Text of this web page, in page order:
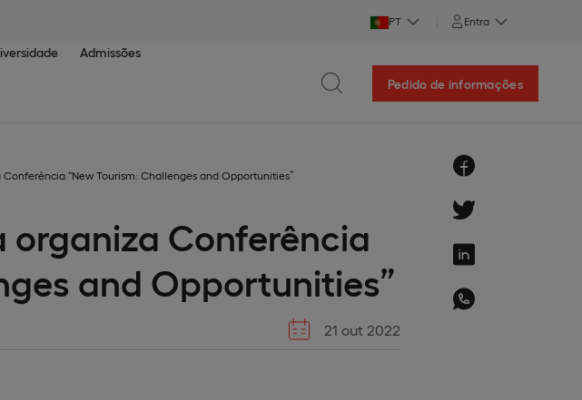
PT Entra
Admissões
Pedido de informações
“New Tourism: Challenges and Opportunities”
organiza Conferência
and Opportunities”
21 out 2022